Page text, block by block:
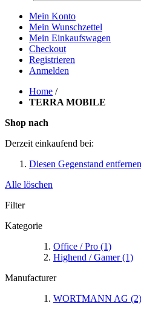
Mein Konto
Mein Wunschzettel
Mein Einkaufswagen
Checkout
Registrieren
Anmelden
Home /
TERRA MOBILE
Shop nach
Derzeit einkaufend bei:
Diesen Gegenstand entfernen
Alle löschen
Filter
Kategorie
Office / Pro (1)
Highend / Gamer(1)
Manufacturer
WORTMANN AG (2)